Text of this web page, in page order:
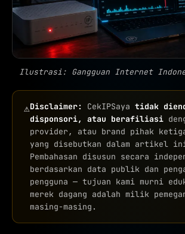
Ilustrasi: Gangguan Internet
⚠Disclaimer: CekIPSayatidak
disponsori, atau berafiliasi
provider, atau brand pihak ketiga
yang disebutkan dalam artikel
Pembahasan disusun secara
berdasarkan data publik dan
pengguna — tujuan kami murni
merek dagang adalah milik
masing-masing.